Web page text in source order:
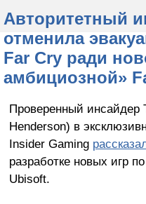
Авторитетный
отменила
Far Cry ради
амбициозной»
Проверенный инсайдер
Henderson) в
Insider Gaming
разработке новых игр
Ubisoft.